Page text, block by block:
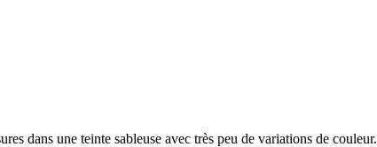
dans une teinte sableuse avec très peu de variations de couleur.